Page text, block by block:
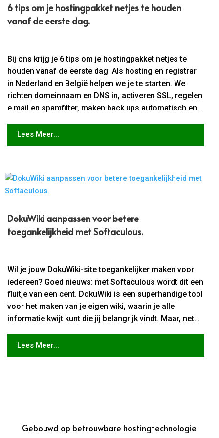
6 tips om je hostingpakket netjes te houden
vanaf de eerste dag.
Bij ons krijg je 6 tips om je hostingpakket netjes te
houden vanaf de eerste dag. Als hosting en registrar
in Nederland en België helpen we je te starten. We
richten domeinnaam en DNS in, activeren SSL, regelen
e mail en spamfilter, maken back ups automatisch en...
Lees Meer...
DokuWiki aanpassen voor betere
toegankelijkheid met Softaculous.​
Wil je jouw DokuWiki-site toegankelijker maken voor
iedereen? Goed nieuws: met Softaculous wordt dit een
fluitje van een cent. DokuWiki is een superhandige tool
voor het maken van je eigen wiki, waarin je alle
informatie kwijt kunt die jij belangrijk vindt. Maar, net...
Lees Meer...
Gebouwd op betrouwbare hostingtechnologie